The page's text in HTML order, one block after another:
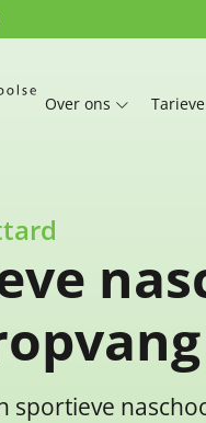
Over ons
sportieve